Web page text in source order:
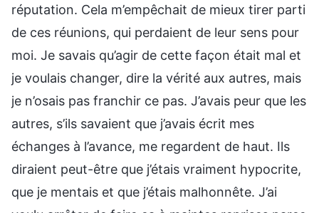
réputation. Cela m’empêchait de mieux tirer parti
de ces réunions, qui perdaient de leur sens pour
moi. Je savais qu’agir de cette façon était mal et
je voulais changer, dire la vérité aux autres, mais
je n’osais pas franchir ce pas. J’avais peur que les
autres, s’ils savaient que j’avais écrit mes
échanges à l’avance, me regardent de haut. Ils
diraient peut-être que j’étais vraiment hypocrite,
que je mentais et que j’étais malhonnête. J’ai